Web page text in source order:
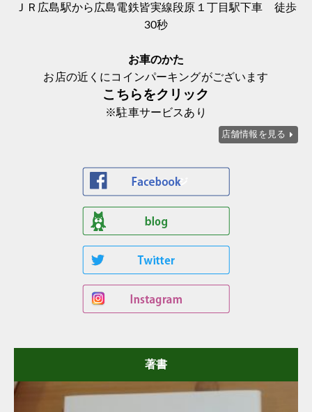
ＪＲ広島駅から広島電鉄皆実線段原１丁目駅下車 徒歩
30秒
お車のかた
お店の近くにコインパーキングがございます
こちらをクリック
※駐車サービスあり
店舗情報を見る
著書